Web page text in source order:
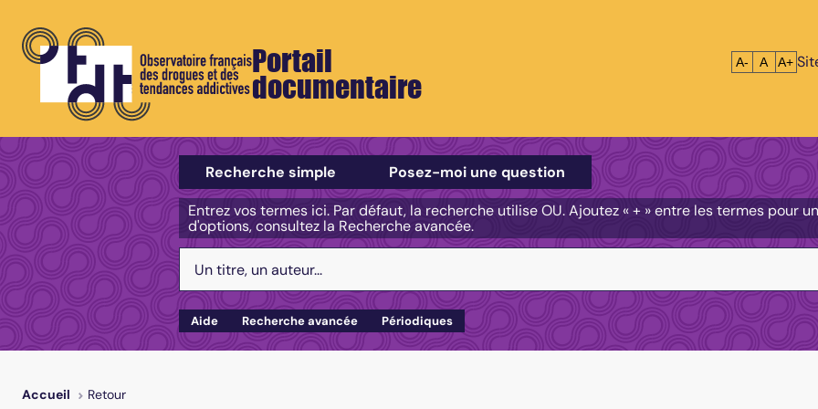
Portail
documentaire
Réduire le
A- A A+
Sélectionner un type de recherche
Recherche simple
Posez-moi une question
Entrez vos termes ici. Par défaut, la recherche utilise OU. Ajoutez « + » entre les termes pour
d'options, consultez la Recherche avancée.
Aide Recherche avancée Périodiques
Accueil Retour